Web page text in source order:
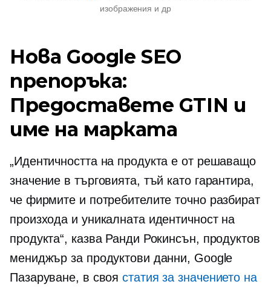
изображения и др
Нова Google SEO
препоръка:
Предоставете GTIN и
име на марката
„Идентичността на продукта е от решаващо
значение в търговията, тъй като гарантира,
че фирмите и потребителите точно разбират
произхода и уникалната идентичност на
продукта“, казва Ранди Рокинсън, продуктов
мениджър за продуктови данни, Google
Пазаруване, в своястатия за значението на